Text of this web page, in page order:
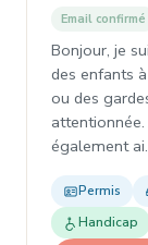
Email confirmé
Bonjour, je
des enfants
ou des
attentionnée.
également
Permis
Handicap